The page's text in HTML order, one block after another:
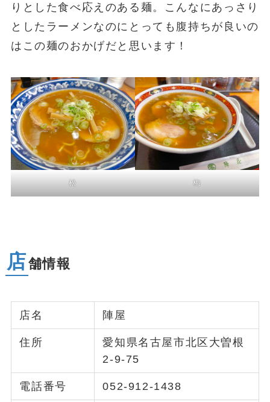
りとした食べ応えのある麺。こんなにあっさり
としたラーメンなのにとっても腹持ちが良いの
はこの麺のおかげだと思います！
松 梅
店舗情報
店名 陣屋
住所
愛知県名古屋市北区大曽根
2-9-75
電話番号 052-912-1438